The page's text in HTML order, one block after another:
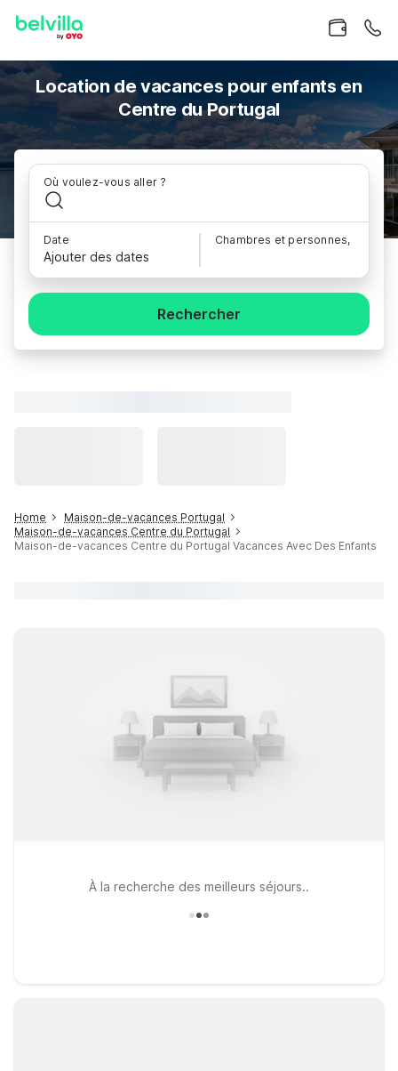
Location de vacances pour enfants en
Centre du Portugal
Où voulez-vous aller ?
Date
Ajouter des dates
Chambres et personnes,
Rechercher
Home
Maison-de-vacances Portugal
Maison-de-vacances Centre du Portugal
Maison-de-vacances Centre du Portugal Vacances Avec Des Enfants
À la recherche des meilleurs séjours..